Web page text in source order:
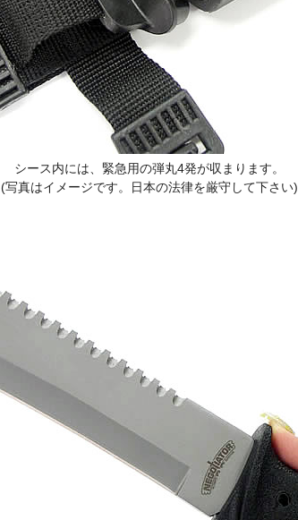
シース内には、緊急用の弾丸4発が収まります。
(写真はイメージです。日本の法律を厳守して下さい)